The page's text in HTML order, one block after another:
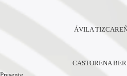
ÁVILA TIZCAREÑO JOSÉ
CASTORENA